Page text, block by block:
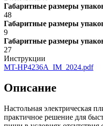
Габаритные размеры
48
Габаритные размеры
9
Габаритные размеры
27
Инструкции
MT-HP4236A_IM_2024.pdf
Описание
Настольная электрическая
практичное решение для